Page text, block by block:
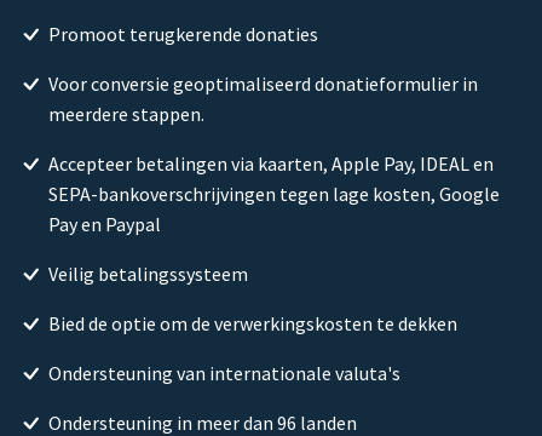
Promoot terugkerende donaties
Voor conversie geoptimaliseerd donatieformulier in
meerdere stappen.
Accepteer betalingen via kaarten, Apple Pay, IDEAL en
SEPA-bankoverschrijvingen tegen lage kosten, Google
Pay en Paypal
Veilig betalingssysteem
Bied de optie om de verwerkingskosten te dekken
Ondersteuning van internationale valuta's
Ondersteuning in meer dan 96 landen